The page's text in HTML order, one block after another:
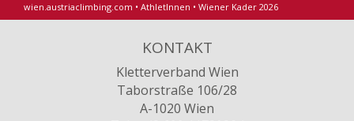
wien.austriaclimbing.com • AthletInnen • Wiener Kader 2026
KONTAKT
Kletterverband Wien
Taborstraße 106/28
A-1020 Wien